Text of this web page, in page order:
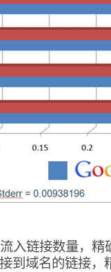
入链接数量，
到域名的链接，